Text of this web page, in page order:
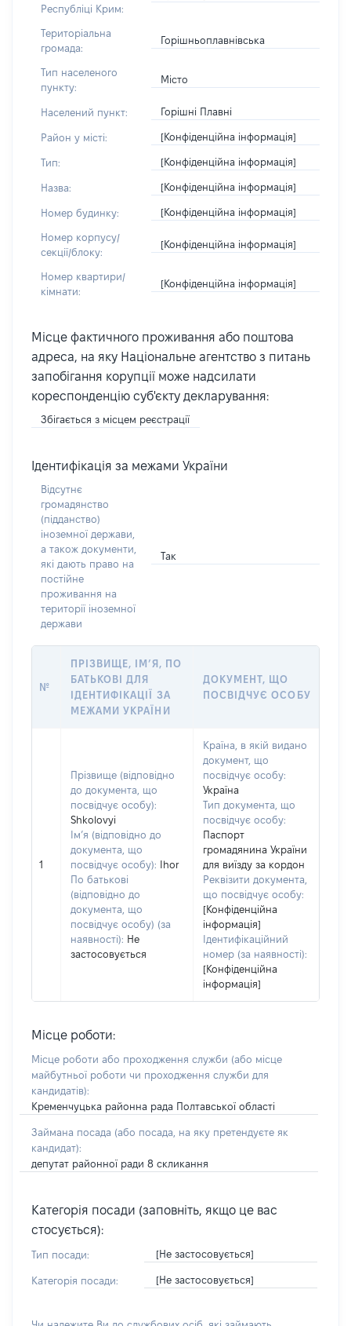
Республіці Крим:
Територіальна
громада:
Горішньоплавнівська
Тип населеного
пункту:
Місто
Населений пункт: Горішні Плавні
Район у місті: [Конфіденційна інформація]
Тип: [Конфіденційна інформація]
Назва: [Конфіденційна інформація]
Номер будинку: [Конфіденційна інформація]
Номер корпусу/
секції/блоку:
[Конфіденційна інформація]
Номер квартири/
кімнати:
[Конфіденційна інформація]
Місце фактичного проживання або поштова
адреса, на яку Національне агентство з питань
запобігання корупції може надсилати
кореспонденцію суб'єкту декларування:
Збігається з місцем реєстрації
Ідентифікація за межами України
Відсутнє
громадянство
(підданство)
іноземної держави,
а також документи,
які дають право на
постійне
проживання на
території іноземної
держави
Так
№
ПРІЗВИЩЕ, ІМ’Я, ПО
БАТЬКОВІ ДЛЯ
ІДЕНТИФІКАЦІЇ ЗА
МЕЖАМИ УКРАЇНИ
ДОКУМЕНТ, ЩО
ПОСВІДЧУЄ ОСОБУ
1
Прізвище (відповідно
до документа, що
посвідчує особу):
Shkolovyi
Ім’я (відповідно до
документа, що
посвідчує особу):
Ihor
По батькові
(відповідно до
документа, що
посвідчує особу) (за
наявності): Не
застосовується
Країна, в якій видано
документ, що
посвідчує особу:
Україна
Тип документа, що
посвідчує особу:
Паспорт
громадянина України
для виїзду за кордон
Реквізити документа,
що посвідчує особу:
[Конфіденційна
інформація]
Ідентифікаційний
номер (за наявності):
[Конфіденційна
інформація]
Місце роботи:
Місце роботи або проходження служби (або місце
майбутньої роботи чи проходження служби для
кандидатів):
Кременчуцька районна рада Полтавської області
Займана посада (або посада, на яку претендуєте як
кандидат):
депутат районної ради 8 скликання
Категорія посади (заповніть, якщо це вас
стосується):
Тип посади: [Не застосовується]
Категорія посади: [Не застосовується]